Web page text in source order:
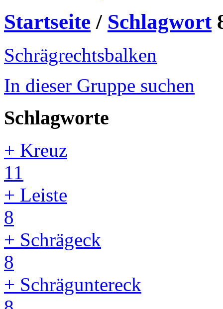
Startseite / Schlagwort
Schrägrechtsbalken
In dieser Gruppe suchen
Schlagworte
+ Kreuz
11
+ Leiste
8
+ Schrägeck
8
+ Schräguntereck